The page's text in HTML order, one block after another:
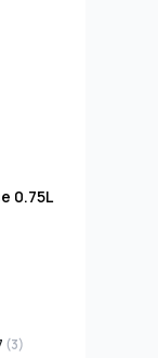
0.75L
(3)